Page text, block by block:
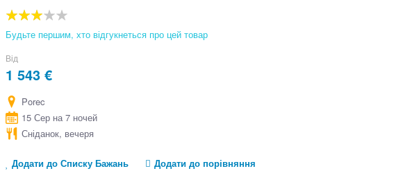
60
% of
Будьте першим, хто відгукнеться про цей товар
Від
1 543 €
Porec
15 Сер на 7 ночей
Сніданок, вечеря
Додати до Списку Бажань Додати до порівняння